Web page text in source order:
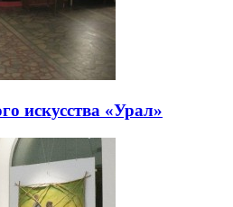
искусства «Урал»